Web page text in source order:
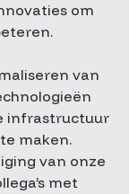
om
van
infrastructuur
maken.
van onze
met